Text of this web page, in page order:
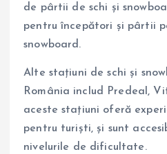
de pârtii de schi și
pentru începători și pârtii
snowboard.
Alte stațiuni de schi și
România includ Predeal,
aceste stațiuni oferă
pentru turiști, și sunt
nivelurile de dificultate.